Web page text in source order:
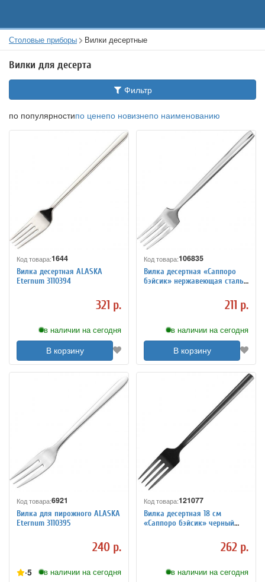
Столовые приборы Вилки десертные
Вилки для десерта
Фильтр
по популярностипо ценепо новизнепо наименованию
Код товара:1644
Вилка десертная ALASKA
Eternum 3110394
321 р.
в наличии на сегодня
В корзину
Код товара:106835
Вилка десертная «Саппоро
бэйсик» нержавеющая сталь
211 р.
в наличии на сегодня
В корзину
Код товара:6921
Вилка для пирожного ALASKA
Eternum 3110395
240 р.
5 в наличии на сегодня
Код товара:121077
Вилка десертная 18 см
«Саппоро бэйсик» черный
262 р.
в наличии на сегодня